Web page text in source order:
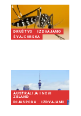
DRUŠTVO
IZDVAJAMO
ŠVAJCARSKA
AUSTRALIJA I NOVI
ZELAND
DIJASPORA
IZDVAJAMO